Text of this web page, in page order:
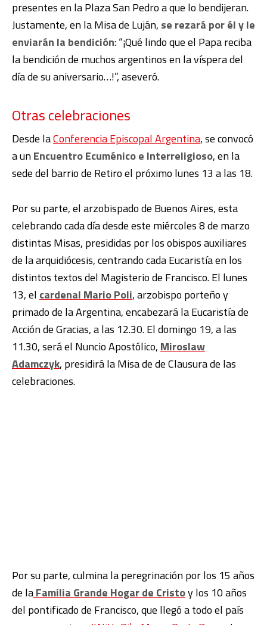
presentes en la Plaza San Pedro a que lo bendijeran.
Justamente, en la Misa de Luján, se rezará por él y le
enviarán la bendición: “¡Qué lindo que el Papa reciba
la bendición de muchos argentinos en la víspera del
día de su aniversario…!”, aseveró.
Otras celebraciones
Desde laConferencia Episcopal Argentina, se convocó
a unEncuentro Ecuménico e Interreligioso, en la
sede del barrio de Retiro el próximo lunes 13 a las 18.
Por su parte, el arzobispado de Buenos Aires, esta
celebrando cada día desde este miércoles 8 de marzo
distintas Misas, presididas por los obispos auxiliares
de la arquidiócesis, centrando cada Eucaristía en los
distintos textos del Magisterio de Francisco. El lunes
13, el cardenal Mario Poli, arzobispo porteño y
primado de la Argentina, encabezará la Eucaristía de
Acción de Gracias, a las 12.30. El domingo 19, a las
11.30, será el Nuncio Apostólico, Miroslaw
Adamczyk, presidirá la Misa de de Clausura de las
celebraciones.
Por su parte, culmina laperegrinación por los 15 años
de laFamilia Grande Hogar de Cristoy los 10 años
del pontificado de Francisco, que llegó a todo el país